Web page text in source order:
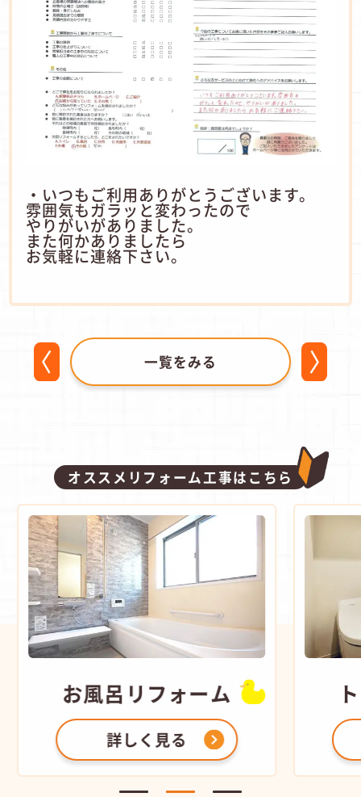
・いつもご利用ありがとうございます。
雰囲気もガラッと変わったので
やりがいがありました。
また何かありましたら
お気軽に連絡下さい。
一覧をみる
オススメリフォーム工事はこちら
お風呂 リフォーム
詳しく見る